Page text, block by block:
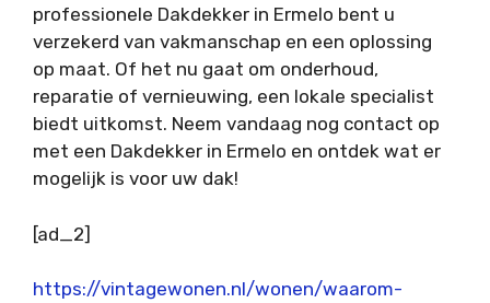
professionele Dakdekker in Ermelo bent u
verzekerd van vakmanschap en een oplossing
op maat. Of het nu gaat om onderhoud,
reparatie of vernieuwing, een lokale specialist
biedt uitkomst. Neem vandaag nog contact op
met een Dakdekker in Ermelo en ontdek wat er
mogelijk is voor uw dak!
[ad_2]
https://vintagewonen.nl/wonen/waarom-